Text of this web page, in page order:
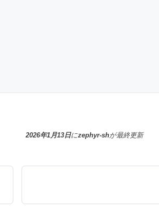
2026年1月13日にzephyr-shが最終更新